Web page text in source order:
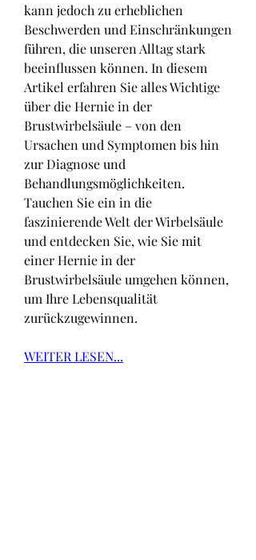
kann jedoch zu erheblichen
Beschwerden und Einschränkungen
führen, die unseren Alltag stark
beeinflussen können. In diesem
Artikel erfahren Sie alles Wichtige
über die Hernie in der
Brustwirbelsäule – von den
Ursachen und Symptomen bis hin
zur Diagnose und
Behandlungsmöglichkeiten.
Tauchen Sie ein in die
faszinierende Welt der Wirbelsäule
und entdecken Sie, wie Sie mit
einer Hernie in der
Brustwirbelsäule umgehen können,
um Ihre Lebensqualität
zurückzugewinnen.
WEITER LESEN...